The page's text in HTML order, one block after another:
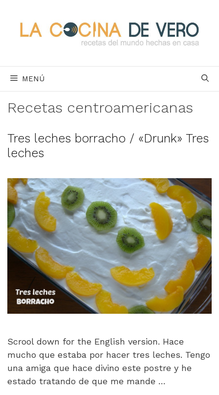
contenido
MENÚ
Recetas centroamericanas
Tres leches borracho / «Drunk» Tres
leches
Scrool down for the English version. Hace
mucho que estaba por hacer tres leches. Tengo
una amiga que hace divino este postre y he
estado tratando de que me mande …